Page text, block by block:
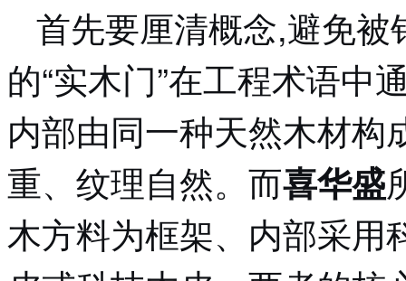
首先要厘清概念,避免
的“实木门”在工程术语中
内部由同一种天然木材
重、纹理自然。而喜华盛
木方料为框架、内部采用